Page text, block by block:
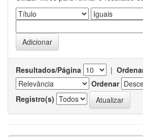
Resultados/Página |
Ordenar
Registro(s)